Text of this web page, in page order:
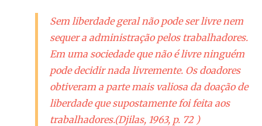
Sem liberdade geral não pode ser livre nem
sequer a administração pelos trabalhadores.
Em uma sociedade que não é livre ninguém
pode decidir nada livremente. Os doadores
obtiveram a parte mais valiosa da doação de
liberdade que supostamente foi feita aos
trabalhadores.(Djilas, 1963, p. 72 )